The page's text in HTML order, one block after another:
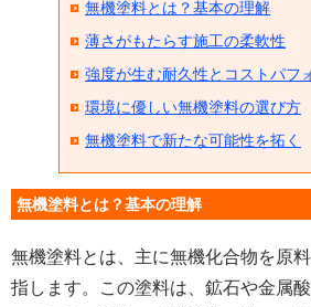
無機塗料とは？基本の理解
薄さがもたらす施工の柔軟性
強度が生む耐久性とコストパフ
環境に優しい無機塗料の選び方
無機塗料で新たな可能性を拓く
無機塗料とは？基本の理解
無機塗料とは、主に無機化合物を原
指します。この塗料は、鉱石や金属